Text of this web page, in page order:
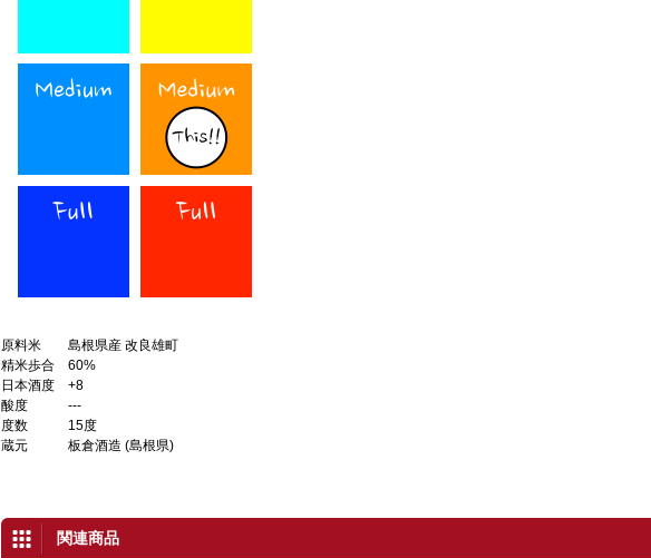
原料米
島根県産 改良雄町
精米歩合
60%
日本酒度
+8
酸度
---
度数
15度
蔵元
板倉酒造 (島根県)
関連商品